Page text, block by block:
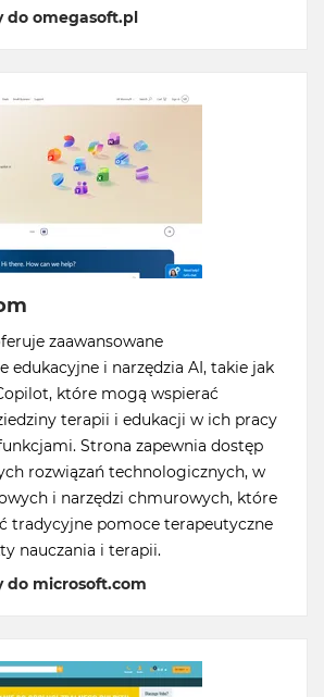
do omegasoft.pl
zaawansowane
edukacyjne i narzędzia AI, takie jak
które mogą wspierać
terapii i edukacji w ich pracy
Strona zapewnia dostęp
rozwiązań technologicznych, w
i narzędzi chmurowych, które
tradycyjne pomoce terapeutyczne
nauczania i terapii.
do microsoft.com